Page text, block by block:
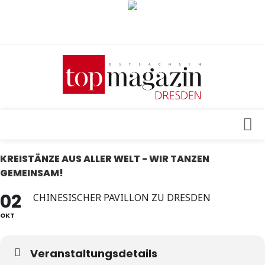
Verkaufsstellen
Top Gesundheitsforum Dresden / Ostsachsen
Architektur & Design
Events
Genuss
Geschäft
Gesellschaft
KREISTÄNZE AUS ALLER WELT - WIR TANZEN
GEMEINSAM!
02
OKT
CHINESISCHER PAVILLON ZU DRESDEN
Veranstaltungsdetails